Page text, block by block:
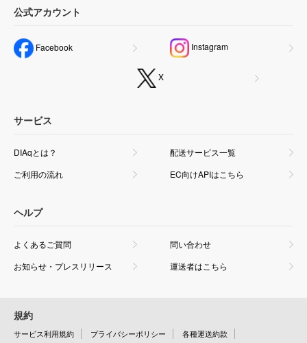
公式アカウント
Facebook Instagram
X
サービス
DIAqとは？
配送サービス一覧
ご利用の流れ
EC向けAPIはこちら
ヘルプ
よくあるご質問
問い合わせ
お知らせ・プレスリリース
運送者はこちら
規約
サービス利用規約 プライバシーポリシー 各種運送約款